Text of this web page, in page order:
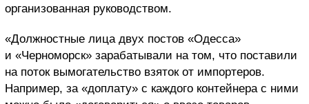
организованная руководством.
«Должностные лица двух постов «Одесса»
и «Черноморск» зарабатывали на том, что поставили
на поток вымогательство взяток от импортеров.
Например, за «доплату» с каждого контейнера с ними